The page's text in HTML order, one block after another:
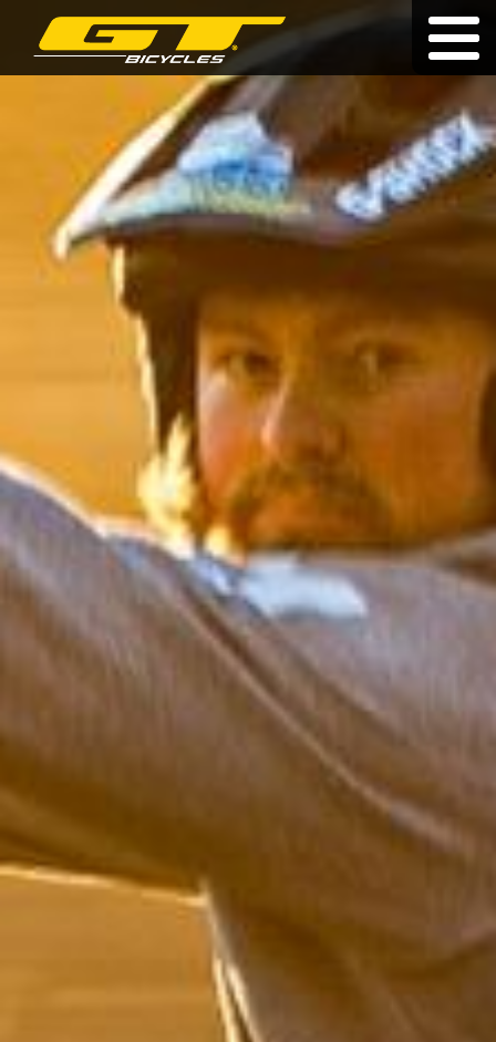
Doživotní záruka | sk
KOLA
O ZNAČCE
PRODEJCI
NOVINKY